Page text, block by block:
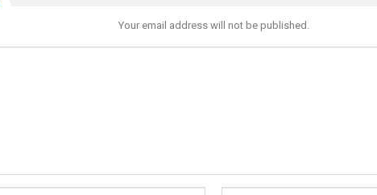
Your email address will not be published.